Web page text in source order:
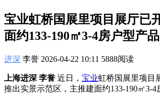
宝业虹桥国展里项目展厅已
面约133-190㎡3-4房户型产品
进深 李誉 2026-04-22 10:11 5888阅读
上海进深 李誉 近日， 宝业虹桥国展里项目
推出实景示范区，主推建面约133-190㎡3-4